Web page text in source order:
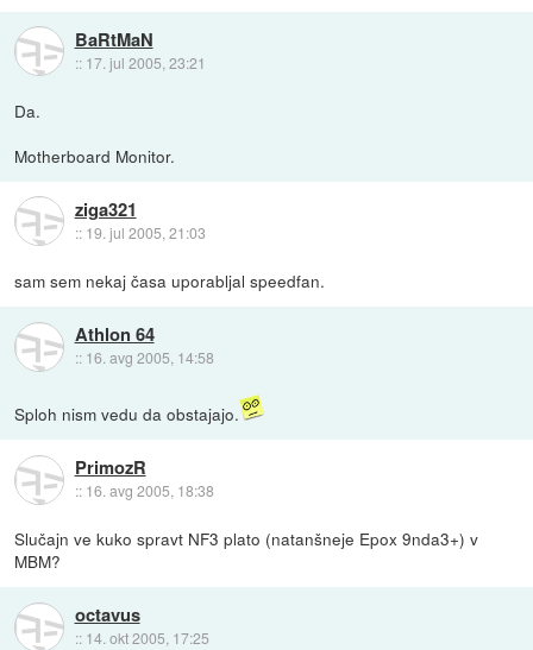
BaRtMaN
:: 17. jul 2005, 23:21
Da.
Motherboard Monitor.
ziga321
:: 19. jul 2005, 21:03
sam sem nekaj časa uporabljal speedfan.
Athlon 64
:: 16. avg 2005, 14:58
Sploh nism vedu da obstajajo.
PrimozR
:: 16. avg 2005, 18:38
Slučajn ve kuko spravt NF3 plato (natanšneje Epox 9nda3+) v
MBM?
octavus
:: 14. okt 2005, 17:25